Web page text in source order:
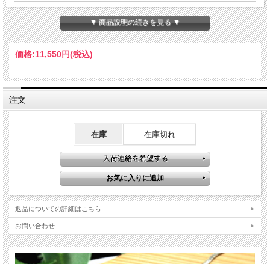
ナミビア産
グレードなど
-
ブルーピーターサイト
商品説明
【希少・ブルーピーターサイト】
独自のマーブル模様と光の反射が特徴のピーターサイト。
他のパワーストーンと比べ比較的高値で流通している希少性の高いパワーストー
こちらはそんなピーターサイトのなかでもブルーの美しいブルーピーターサイト
知名度はあまり高くはない天然石ですが、人気は高く天然石通におススメの逸品
です
【ストーンキーワード】
変化の石。
凝り固まった感情を溶かす。
▼ 商品説明の続きを見る ▼
価格:11,550円(税込)
注文
在庫 在庫切れ
返品についての詳細はこちら
お問い合わせ